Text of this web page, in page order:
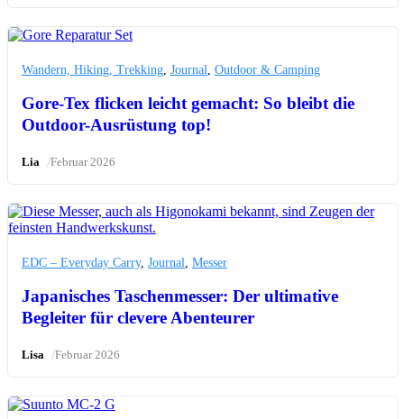
Wandern, Hiking, Trekking Journal Outdoor & Camping
Gore-Tex flicken leicht gemacht: So bleibt die
Outdoor-Ausrüstung top!
Lia /Februar 2026
EDC – Everyday Carry, Journal Messer
Japanisches Taschenmesser: Der ultimative
Begleiter für clevere Abenteurer
Lisa /Februar 2026